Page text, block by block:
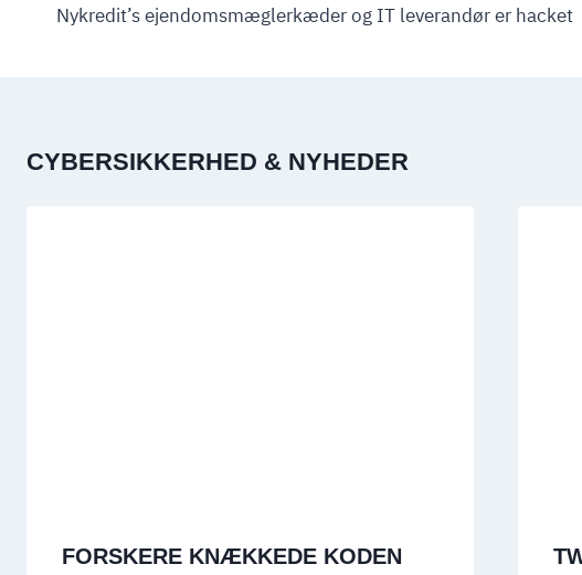
Nykredit’s ejendomsmæglerkæder og IT leverandør er hacket
CYBERSIKKERHED & NYHEDER
FORSKERE KNÆKKEDE KODEN